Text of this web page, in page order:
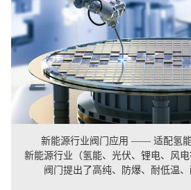
新能源行业阀门应用 —— 适配氢
新能源行业（氢能、光伏、锂电、风
阀门提出了高纯、防爆、耐低温